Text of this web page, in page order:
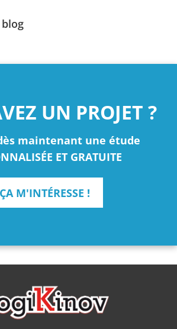
UN PROJET ?
maintenant une étude
ET GRATUITE
ÇA M'INTÉRESSE !